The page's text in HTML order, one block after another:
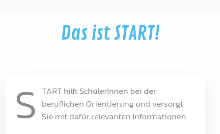
Das ist START!
S TART hilft SchülerInnen bei der
beruflichen Orientierung und versorgt
Sie mit dafür relevanten Informationen.